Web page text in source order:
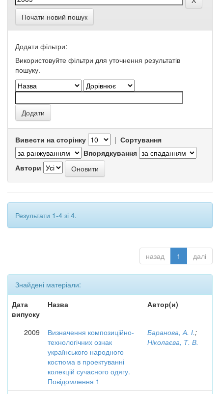
Почати новий пошук
Додати фільтри:
Використовуйте фільтри для уточнення результатів
пошуку.
Вивести на сторінку | Сортування
Впорядкування
Автори
Результати 1-4 зі 4.
назад 1 далі
Знайдені матеріали:
Дата
випуску
Назва Автор(и)
2009
Визначення композиційно-
технологічних ознак
українського народного
костюма в проектуванні
колекцій сучасного одягу.
Повідомлення 1
Баранова, А. І.;
Ніколаєва, Т. В.